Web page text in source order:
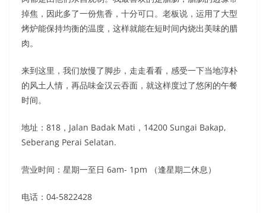
掉焦，因此多了一份焦香，十分可口。老板说，运用了大型
烤炉能保持均衡的温度，这样就能在短时间内烧出美味的腊
肉。
来到这里，我们放慢了脚步，走走看看，感受一下当地淳朴
的风土人情，再品味金汉云吞面，就这样度过了悠闲的午餐
时间。
地址：818，Jalan Badak Mati，14200 Sungai Bakap,
Seberang Perai Selatan.
营业时间：星期一至日 6am- 1pm （逢星期二休息）
电话：04-5822428